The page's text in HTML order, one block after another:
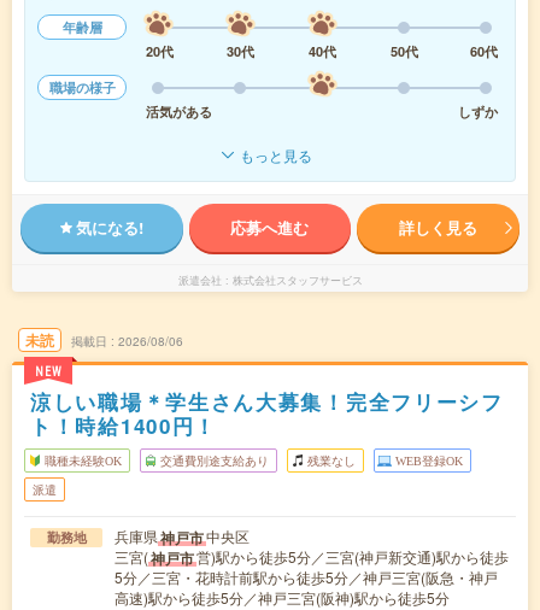
年齢層
20代
30代 40代 50代
60代
職場の様子
活気がある
しずか
もっと見る
気になる! 応募へ進む 詳しく見る
派遣会社 株式会社スタッフサービス
未読
NEW
掲載日 2026/08/06
涼しい職場＊学生さん大募集！完全フリーシフ
ト！時給1400円！
職種未経験OK 交通費別途支給あり 残業なし WEB登録OK
派遣
勤務地 兵庫県神戸市中央区
三宮(神戸市営)駅から徒歩5分／三宮(神戸新交通)駅から徒歩
5分／三宮・花時計前駅から徒歩5分／神戸三宮(阪急・神戸
高速)駅から徒歩5分／神戸三宮(阪神)駅から徒歩5分